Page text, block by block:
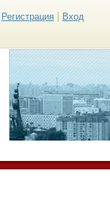
Регистрация Вход